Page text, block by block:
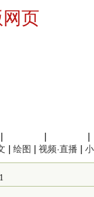
页
绘图 视频·直播